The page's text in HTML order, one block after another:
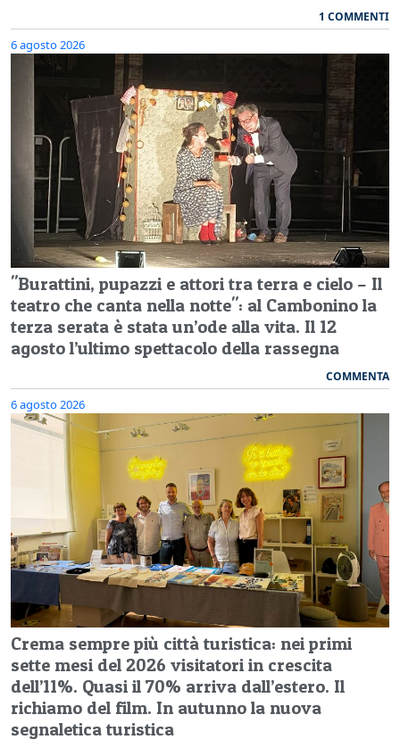
1 COMMENTI
6 agosto 2026
"Burattini, pupazzi e attori tra terra e cielo – Il
teatro che canta nella notte": al Cambonino la
terza serata è stata un’ode alla vita. Il 12
agosto l’ultimo spettacolo della rassegna
COMMENTA
6 agosto 2026
Crema sempre più città turistica: nei primi
sette mesi del 2026 visitatori in crescita
dell’11%. Quasi il 70% arriva dall’estero. Il
richiamo del film. In autunno la nuova
segnaletica turistica